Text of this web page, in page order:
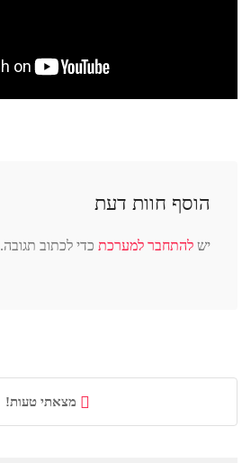
הוסף חוות דעת
יש להתחבר למערכת כדי לכתוב תגובה.
מצאתי טעות!